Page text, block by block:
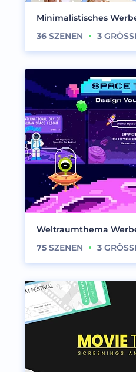
Minimalistisches
36 SZENEN 3
Weltraumthema
75 SZENEN 3